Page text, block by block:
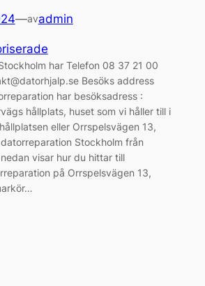
—avadmin
har Telefon 08 37 21 00
Besöks address
har besöksadress :
hållplats, huset som vi håller till i
eller Orrspelsvägen 13,
Stockholm från
visar hur du hittar till
på Orrspelsvägen 13,